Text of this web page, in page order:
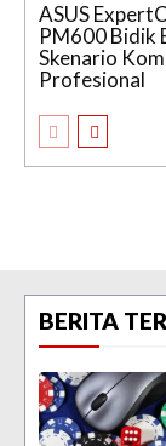
ASUS
PM600 Bidik
Skenario
Profesional
BERITA